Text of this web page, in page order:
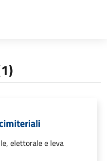
elettorale e leva